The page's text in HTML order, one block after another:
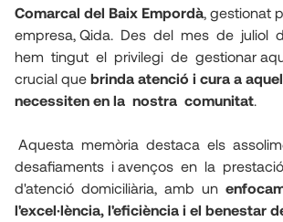
Comarcal del Baix Empordà, gestionat
empresa, Qida.  Des  del  mes  de  juliol
hem  tingut  el  privilegi  de  gestionar
crucial que brinda atenció i cura a
necessiten en la  nostra  comunitat.
desafiaments  i avenços  en  la
d'atenció  domiciliària,  amb  un
l'excel·lència, l'eficiència i el benestar